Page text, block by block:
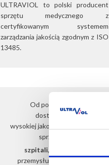
ULTRAVIOL to polski producent
sprzętu medycznego z
certyfikowanym systemem
zarządzania jakością zgodnym z ISO
13485.
Od ponad 25 lat
dostarczamy
wysokiej jakości i sprawdzony
sprzęt dla:
szpitali, gabinetów,
przemysłu,domu i biura